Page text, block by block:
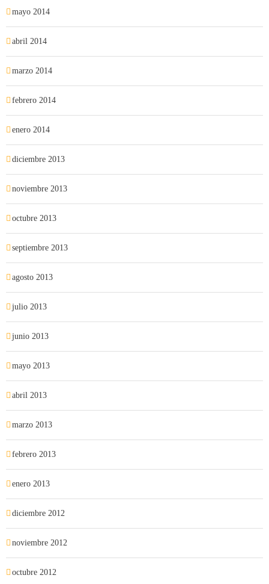
mayo 2014
abril 2014
marzo 2014
febrero 2014
enero 2014
diciembre 2013
noviembre 2013
octubre 2013
septiembre 2013
agosto 2013
julio 2013
junio 2013
mayo 2013
abril 2013
marzo 2013
febrero 2013
enero 2013
diciembre 2012
noviembre 2012
octubre 2012